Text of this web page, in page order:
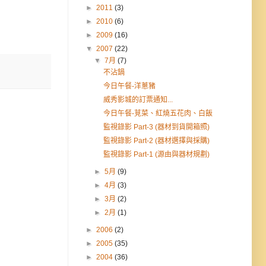
► 2011 (3)
► 2010 (6)
► 2009 (16)
▼ 2007 (22)
▼7月(7)
不沾鍋
今日午餐-洋蔥豬
威秀影城的訂票通知...
今日午餐-莧菜、紅燒五花肉、白飯
監視錄影 Part-3 (器材到貨開箱照)
監視錄影 Part-2 (器材選擇與採購)
監視錄影 Part-1 (源由與器材規劃)
►5月(9)
►4月(3)
►3月(2)
►2月(1)
► 2006 (2)
► 2005 (35)
► 2004 (36)